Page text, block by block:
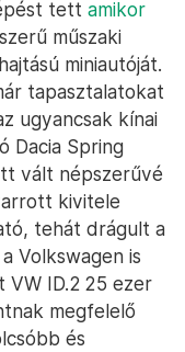
tett amikor
műszaki
miniautóját.
tapasztalatokat
ugyancsak kínai
Dacia Spring
vált népszerűvé
kivitele
tehát drágult a
Volkswagen is
ID.2 25 ezer
megfelelő
és